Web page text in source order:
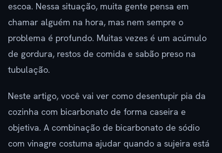
escoa. Nessa situação, muita gente pensa em
chamar alguém na hora, mas nem sempre o
problema é profundo. Muitas vezes é um acúmulo
de gordura, restos de comida e sabão preso na
tubulação.
Neste artigo, você vai ver como desentupir pia da
cozinha com bicarbonato de forma caseira e
objetiva. A combinação de bicarbonato de sódio
com vinagre costuma ajudar quando a sujeira está